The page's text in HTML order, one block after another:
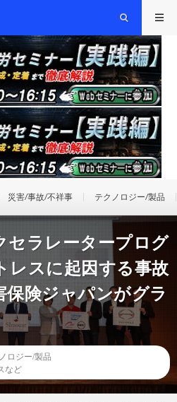
災害/事故/不祥事 テクノロジー/製品
セラレータープログ
レスに起因する事故
保険ジャパンがグラ
ロジー/製品
など